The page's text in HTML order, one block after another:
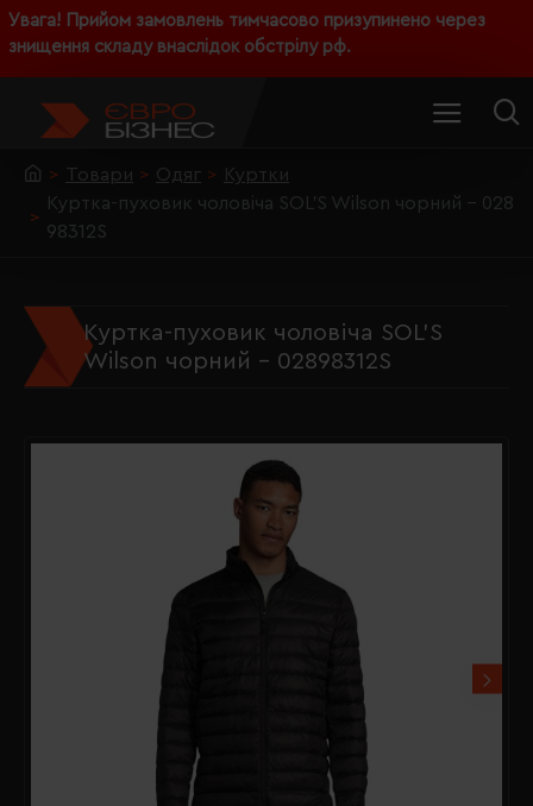
Увага! Прийом замовлень тимчасово призупинено через
знищення складу внаслідок обстрілу рф.
Товари Одяг
Куртки
Куртка-пуховик чоловіча SOL'S Wilson чорний - 028
98312S
Куртка-пуховик чоловіча SOL'S
Wilson чорний - 02898312S